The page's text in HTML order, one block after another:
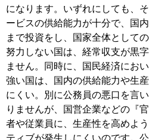
になります。いずれにしても、
ービスの供給能力が十分で、国
まで投資をし、国家全体として
努力しない国は、経常収支が黒
ません。同時に、国民経済にお
強い国は、国内の供給能力や生
にくい。別に公務員の悪口を言
りませんが、国営企業などの『
者や従業員に、生産性を高めよ
ティブが発生しにくいのです。